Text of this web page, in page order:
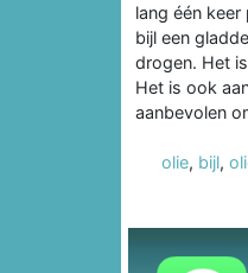
lang één
bijl een
drogen. Het
Het is ook
aanbevolen
olie, bijl,